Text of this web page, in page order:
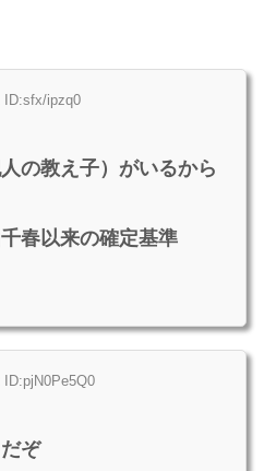
ID:sfx/ipzq0
の教え子）がいるから
春以来の確定基準
ID:pjN0Pe5Q0
ぞ